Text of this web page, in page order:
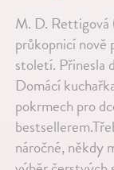
M. D.
průkopnicí nově
století. Přinesla
Domácí
pokrmech pro
náročné, někdy